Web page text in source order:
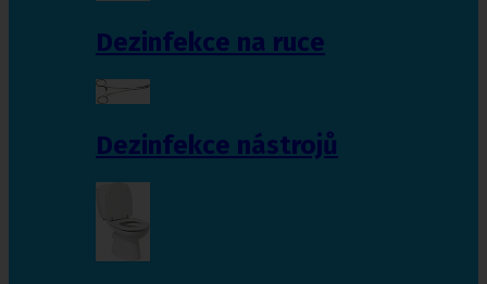
Dezinfekce na ruce
Dezinfekce nástrojů